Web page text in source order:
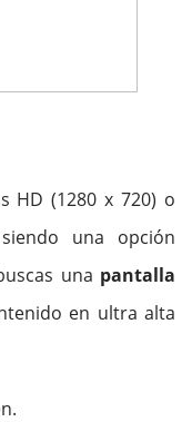
HD (1280 x 720) o
una opción
una pantalla
en ultra alta